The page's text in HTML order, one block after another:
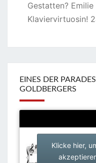
Gestatten?
Klaviervirtuosin!
EINES DER
GOLDBERGERS
Klicke hier,